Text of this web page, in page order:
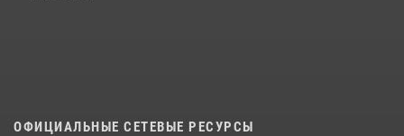
ОФИЦИАЛЬНЫЕ СЕТЕВЫЕ РЕСУРСЫ